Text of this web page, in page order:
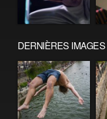
DERNIÈRES IMAGES